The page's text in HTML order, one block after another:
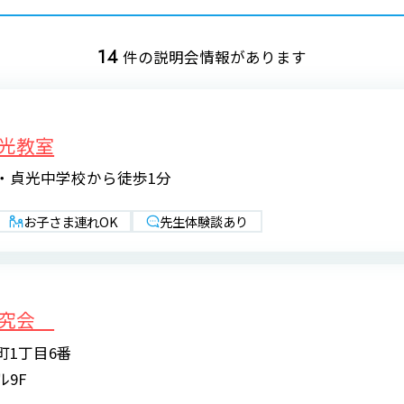
14 件の説明会情報があります
教室
貞光中学校から徒歩1分
お子さま連れOK 先生体験談あり
会
1丁目6番
9F